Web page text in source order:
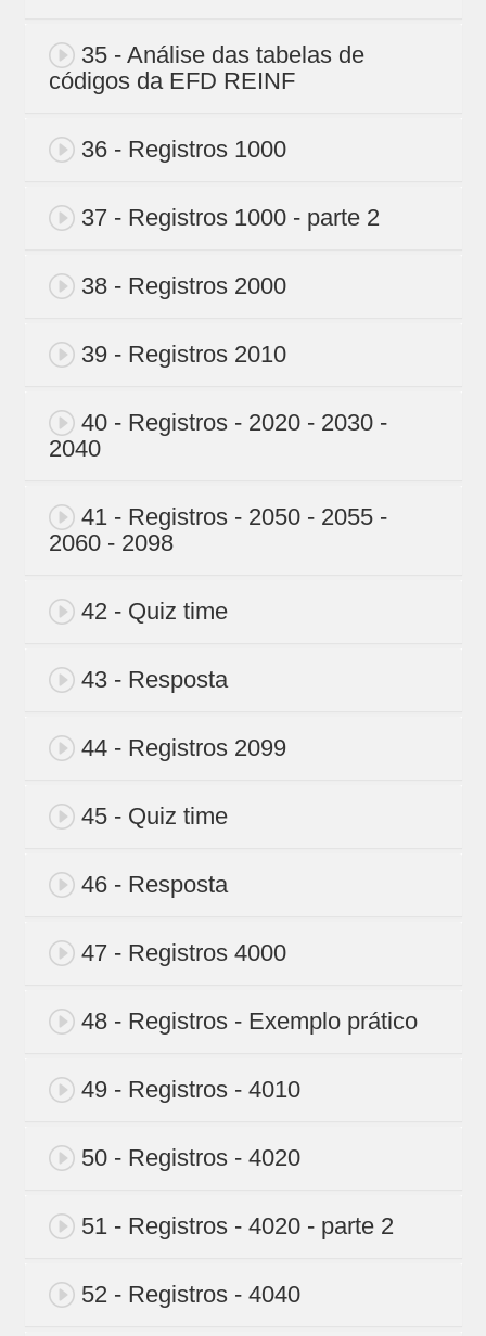
35 - Análise das tabelas de
códigos da EFD REINF
36 - Registros 1000
37 - Registros 1000 - parte 2
38 - Registros 2000
39 - Registros 2010
40 - Registros - 2020 - 2030 -
2040
41 - Registros - 2050 - 2055 -
2060 - 2098
42 - Quiz time
43 - Resposta
44 - Registros 2099
45 - Quiz time
46 - Resposta
47 - Registros 4000
48 - Registros - Exemplo prático
49 - Registros - 4010
50 - Registros - 4020
51 - Registros - 4020 - parte 2
52 - Registros - 4040